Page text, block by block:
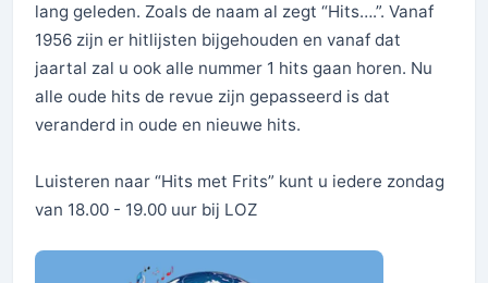
lang geleden. Zoals de naam al zegt “Hits….”. Vanaf
1956 zijn er hitlijsten bijgehouden en vanaf dat
jaartal zal u ook alle nummer 1 hits gaan horen. Nu
alle oude hits de revue zijn gepasseerd is dat
veranderd in oude en nieuwe hits.
Luisteren naar “Hits met Frits” kunt u iedere zondag
van 18.00 - 19.00 uur bij LOZ